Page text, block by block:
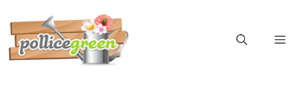
contenuto